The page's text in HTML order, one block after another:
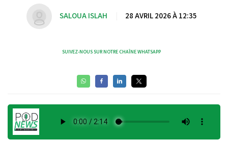
SALOUA ISLAH 28 AVRIL 2026 À 12:35
SUIVEZ-NOUS SUR NOTRE CHAÎNE WHATSAPP